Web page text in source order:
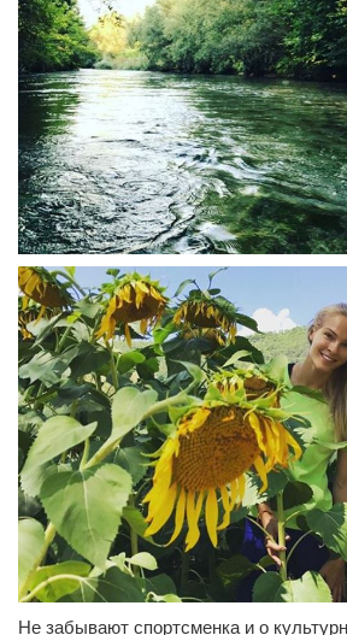
Не забывают спортсменка и о